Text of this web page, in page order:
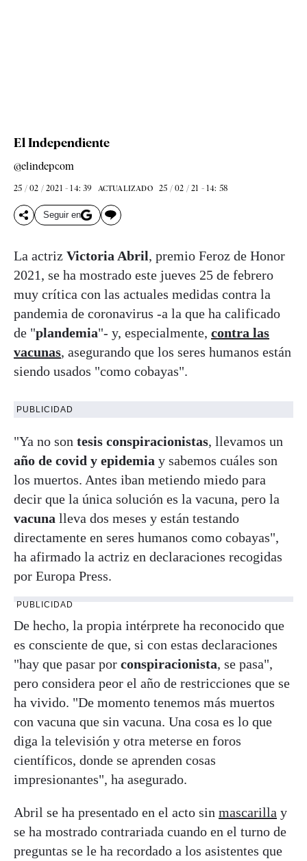
El Independiente
@elindepcom
25 / 02 / 2021 - 14: 39 ACTUALIZADO 25 / 02 / 21 - 14: 58
Seguir en
La actriz Victoria Abril, premio Feroz de Honor
2021, se ha mostrado este jueves 25 de febrero
muy crítica con las actuales medidas contra la
pandemia de coronavirus -a la que ha calificado
de "plandemia"- y, especialmente, contra las
vacunas, asegurando que los seres humanos están
siendo usados "como cobayas".
PUBLICIDAD
"Ya no son tesis conspiracionistas, llevamos un
año de covid y epidemia y sabemos cuáles son
los muertos. Antes iban metiendo miedo para
decir que la única solución es la vacuna, pero la
vacuna lleva dos meses y están testando
directamente en seres humanos como cobayas",
ha afirmado la actriz en declaraciones recogidas
por Europa Press.
PUBLICIDAD
De hecho, la propia intérprete ha reconocido que
es consciente de que, si con estas declaraciones
"hay que pasar por conspiracionista, se pasa",
pero considera peor el año de restricciones que se
ha vivido. "De momento tenemos más muertos
con vacuna que sin vacuna. Una cosa es lo que
diga la televisión y otra meterse en foros
científicos, donde se aprenden cosas
impresionantes", ha asegurado.
Abril se ha presentado en el acto sin mascarilla y
se ha mostrado contrariada cuando en el turno de
preguntas se le ha recordado a los asistentes que